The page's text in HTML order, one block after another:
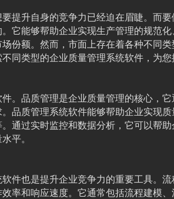
提升自身的竞争力已经迫在眉睫。而
它能够帮助企业实现生产管理的规范
份额。然而，市面上存在着各种不同
同类型的企业质量管理系统软件，为您
。品质管理是企业质量管理的核心，
品质管理系统软件能够帮助企业实现
通过实时监控和数据分析，它可以帮
平。
件也是提升企业竞争力的重要工具。
率和响应速度。它通常包括流程建模